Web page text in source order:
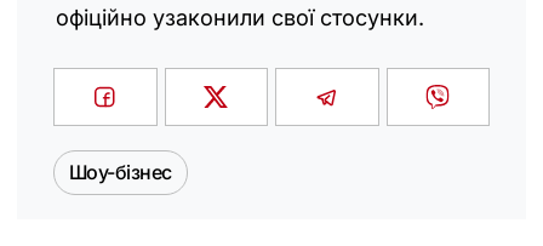
офіційно узаконили свої стосунки.
Шоу-бізнес